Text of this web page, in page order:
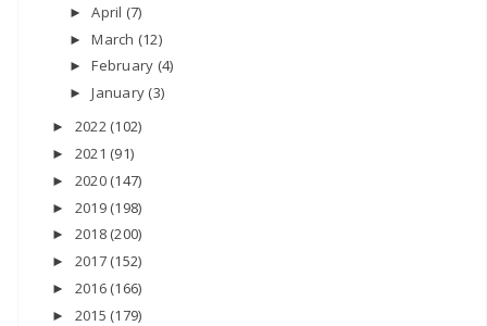
►April (7)
►March (12)
►February (4)
►January (3)
► 2022 (102)
► 2021 (91)
► 2020 (147)
► 2019 (198)
► 2018 (200)
► 2017 (152)
► 2016 (166)
► 2015 (179)